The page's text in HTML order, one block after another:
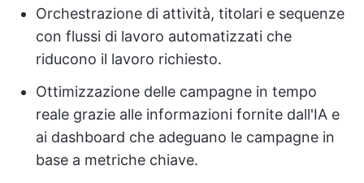
Orchestrazione di attività, titolari e sequenze
con flussi di lavoro automatizzati che
riducono il lavoro richiesto.
Ottimizzazione delle campagne in tempo
reale grazie alle informazioni fornite dall'IA e
ai dashboard che adeguano le campagne in
base a metriche chiave.